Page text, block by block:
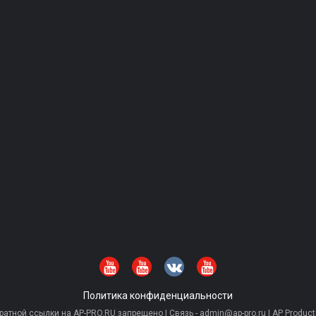
Политика конфиденциальности
ссылки на AP-PRO.RU запрещено | Связь - admin@ap-pro.ru | AP